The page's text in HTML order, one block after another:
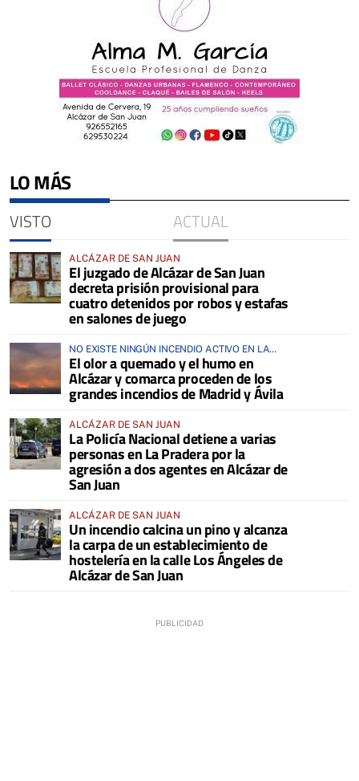
LO MÁS
VISTO ACTUAL
ALCÁZAR DE SAN JUAN
El juzgado de Alcázar de San Juan
decreta prisión provisional para
cuatro detenidos por robos y estafas
en salones de juego
NO EXISTE NINGÚN INCENDIO ACTIVO EN LA
COMARCA
El olor a quemado y el humo en
Alcázar y comarca proceden de los
grandes incendios de Madrid y Ávila
ALCÁZAR DE SAN JUAN
La Policía Nacional detiene a varias
personas en La Pradera por la
agresión a dos agentes en Alcázar de
San Juan
ALCÁZAR DE SAN JUAN
Un incendio calcina un pino y alcanza
la carpa de un establecimiento de
hostelería en la calle Los Ángeles de
Alcázar de San Juan